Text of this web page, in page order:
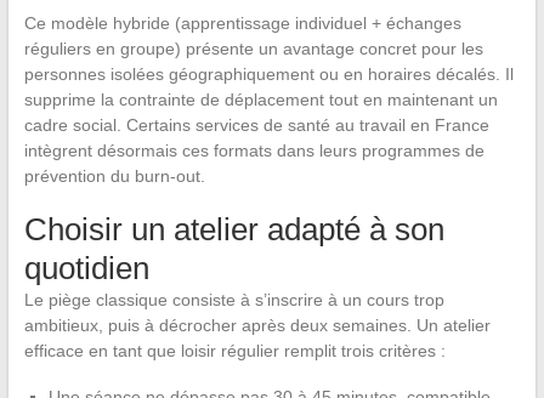
Ce modèle hybride (apprentissage individuel + échanges
réguliers en groupe) présente un avantage concret pour les
personnes isolées géographiquement ou en horaires décalés. Il
supprime la contrainte de déplacement tout en maintenant un
cadre social. Certains services de santé au travail en France
intègrent désormais ces formats dans leurs programmes de
prévention du burn-out.
Choisir un atelier adapté à son
quotidien
Le piège classique consiste à s’inscrire à un cours trop
ambitieux, puis à décrocher après deux semaines. Un atelier
efficace en tant que loisir régulier remplit trois critères :